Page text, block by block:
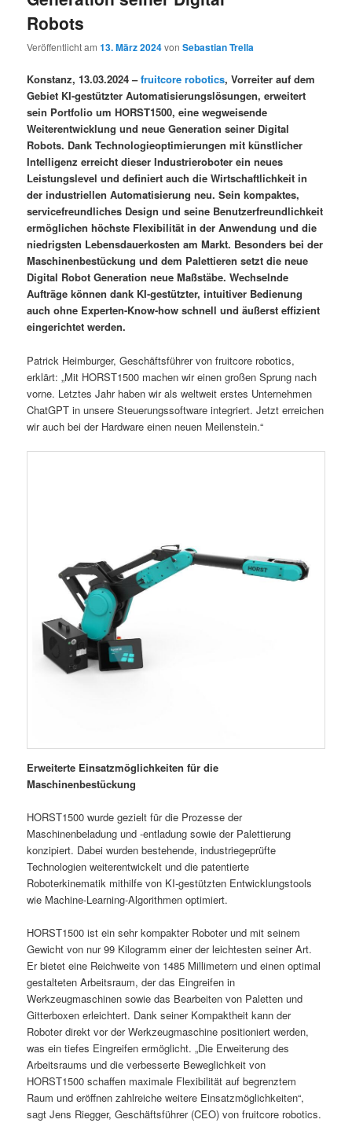
Robots
Veröffentlicht am13. März 2024vonSebastian Trella
Konstanz, 13.03.2024 –fruitcore robotics, Vorreiter auf dem
Gebiet KI-gestützter Automatisierungslösungen, erweitert
sein Portfolio um HORST1500, eine wegweisende
Weiterentwicklung und neue Generation seiner Digital
Robots. Dank Technologieoptimierungen mit künstlicher
Intelligenz erreicht dieser Industrieroboter ein neues
Leistungslevel und definiert auch die Wirtschaftlichkeit in
der industriellen Automatisierung neu. Sein kompaktes,
servicefreundliches Design und seine Benutzerfreundlichkeit
ermöglichen höchste Flexibilität in der Anwendung und die
niedrigsten Lebensdauerkosten am Markt. Besonders bei der
Maschinenbestückung und dem Palettieren setzt die neue
Digital Robot Generation neue Maßstäbe. Wechselnde
Aufträge können dank KI-gestützter, intuitiver Bedienung
auch ohne Experten-Know-how schnell und äußerst effizient
eingerichtet werden.
Patrick Heimburger, Geschäftsführer von fruitcore robotics,
erklärt: „Mit HORST1500 machen wir einen großen Sprung nach
vorne. Letztes Jahr haben wir als weltweit erstes Unternehmen
ChatGPT in unsere Steuerungssoftware integriert. Jetzt erreichen
wir auch bei der Hardware einen neuen Meilenstein.“
Erweiterte Einsatzmöglichkeiten für die
Maschinenbestückung
HORST1500 wurde gezielt für die Prozesse der
Maschinenbeladung und -entladung sowie der Palettierung
konzipiert. Dabei wurden bestehende, industriegeprüfte
Technologien weiterentwickelt und die patentierte
Roboterkinematik mithilfe von KI-gestützten Entwicklungstools
wie Machine-Learning-Algorithmen optimiert.
HORST1500 ist ein sehr kompakter Roboter und mit seinem
Gewicht von nur 99 Kilogramm einer der leichtesten seiner Art.
Er bietet eine Reichweite von 1485 Millimetern und einen optimal
gestalteten Arbeitsraum, der das Eingreifen in
Werkzeugmaschinen sowie das Bearbeiten von Paletten und
Gitterboxen erleichtert. Dank seiner Kompaktheit kann der
Roboter direkt vor der Werkzeugmaschine positioniert werden,
was ein tiefes Eingreifen ermöglicht. „Die Erweiterung des
Arbeitsraums und die verbesserte Beweglichkeit von
HORST1500 schaffen maximale Flexibilität auf begrenztem
Raum und eröffnen zahlreiche weitere Einsatzmöglichkeiten“,
sagt Jens Riegger, Geschäftsführer (CEO) von fruitcore robotics.